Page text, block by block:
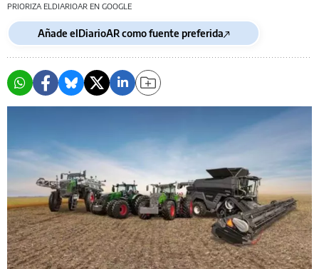
PRIORIZA ELDIARIOAR EN GOOGLE
Añade elDiarioAR como fuente preferida